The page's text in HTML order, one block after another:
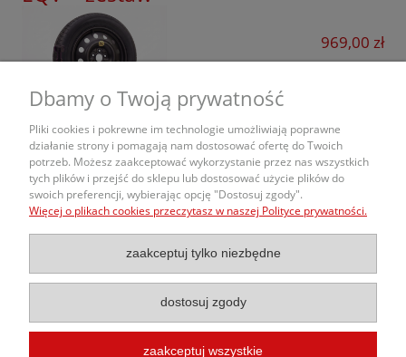
969,00 zł
O nas
Obsługa Zamówień
Informacje
Dbamy o Twoją prywatność
Pliki cookies i pokrewne im technologie umożliwiają poprawne
działanie strony i pomagają nam dostosować ofertę do Twoich
potrzeb. Możesz zaakceptować wykorzystanie przez nas wszystkich
tych plików i przejść do sklepu lub dostosować użycie plików do
swoich preferencji, wybierając opcję "Dostosuj zgody".
Więcej o plikach cookies przeczytasz w naszej Polityce prywatności.
zaakceptuj tylko niezbędne
dostosuj zgody
zaakceptuj wszystkie